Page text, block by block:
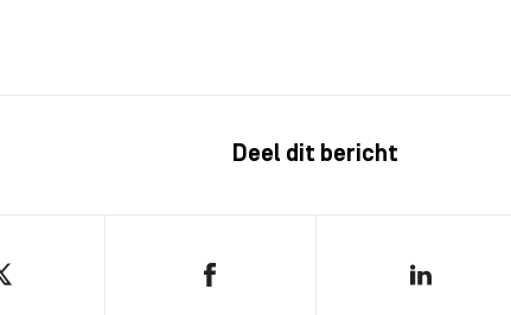
Deel dit bericht